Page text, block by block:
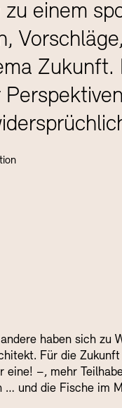
einem
haben sich zu
Für die
–, mehr
und die Fische im